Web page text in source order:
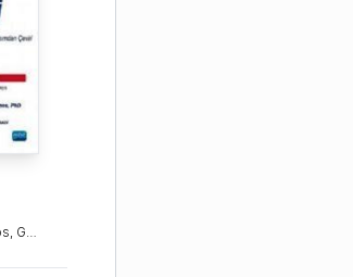
George J. Hademenos, George H. Fried